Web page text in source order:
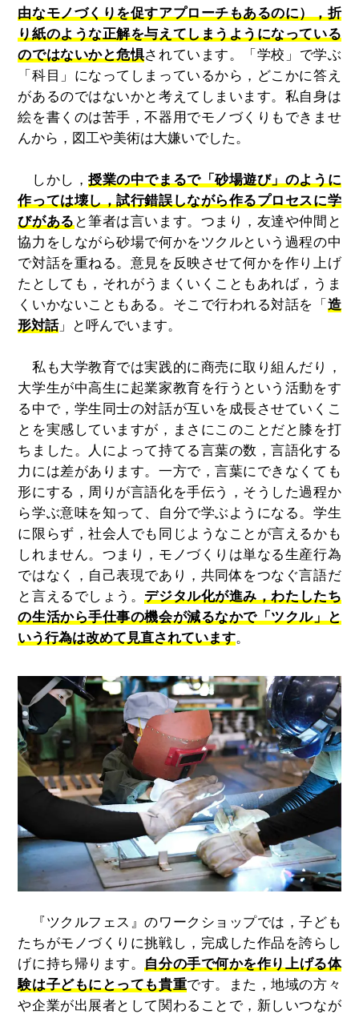
由なモノづくりを促すアプローチもあるのに），折
り紙のような正解を与えてしまうようになっている
のではないかと危惧されています。「学校」で学ぶ
「科目」になってしまっているから，どこかに答え
があるのではないかと考えてしまいます。私自身は
絵を書くのは苦手，不器用でモノづくりもできませ
んから，図工や美術は大嫌いでした。
しかし，授業の中でまるで「砂場遊び」のように
作っては壊し，試行錯誤しながら作るプロセスに学
びがあると筆者は言います。つまり，友達や仲間と
協力をしながら砂場で何かをツクルという過程の中
で対話を重ねる。意見を反映させて何かを作り上げ
たとしても，それがうまくいくこともあれば，うま
くいかないこともある。そこで行われる対話を「 造
形対話」と呼んでいます。
私も大学教育では実践的に商売に取り組んだり，
大学生が中高生に起業家教育を行うという活動をす
る中で，学生同士の対話が互いを成長させていくこ
とを実感していますが，まさにこのことだと膝を打
ちました。人によって持てる言葉の数，言語化する
力には差があります。一方で，言葉にできなくても
形にする，周りが言語化を手伝う，そうした過程か
ら学ぶ意味を知って、自分で学ぶようになる。学生
に限らず，社会人でも同じようなことが言えるかも
しれません。つまり，モノづくりは単なる生産行為
ではなく，自己表現であり，共同体をつなぐ言語だ
と言えるでしょう。デジタル化が進み，わたしたち
の生活から手仕事の機会が減るなかで「ツクル」と
いう行為は改めて見直されています。
『ツクルフェス』のワークショップでは，子ども
たちがモノづくりに挑戦し，完成した作品を誇らし
げに持ち帰ります。自分の手で何かを作り上げる体
験は子どもにとっても貴重です。また，地域の方々
や企業が出展者として関わることで，新しいつなが